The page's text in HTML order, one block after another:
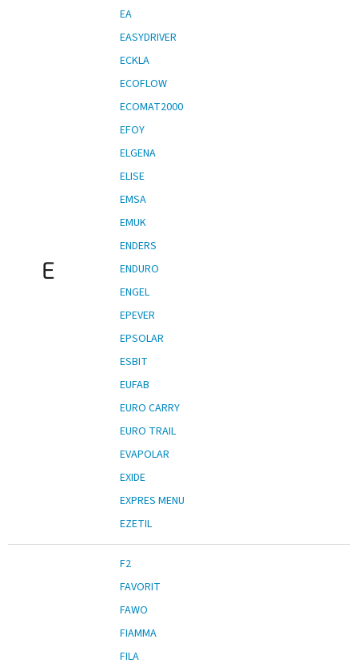
E
EA
EASYDRIVER
ECKLA
ECOFLOW
ECOMAT2000
EFOY
ELGENA
ELISE
EMSA
EMUK
ENDERS
ENDURO
ENGEL
EPEVER
EPSOLAR
ESBIT
EUFAB
EURO CARRY
EURO TRAIL
EVAPOLAR
EXIDE
EXPRES MENU
EZETIL
F2
FAVORIT
FAWO
FIAMMA
FILA